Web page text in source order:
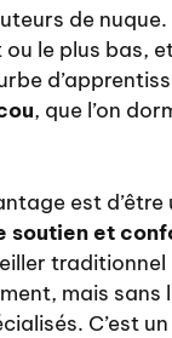
de
le plus bas,
, que l’on
est d’être
soutien et
traditionnel
mais sans
C’est